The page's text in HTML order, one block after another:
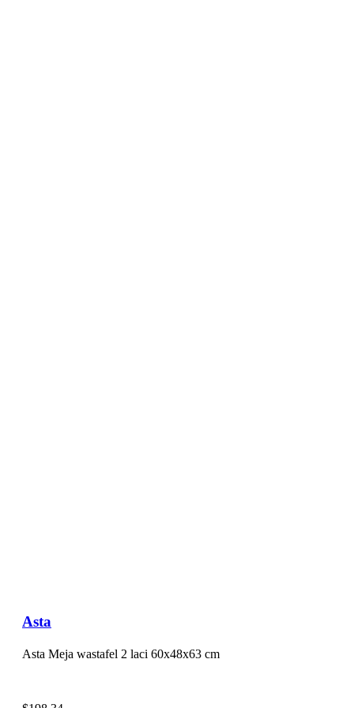
Asta
Asta Meja wastafel 2 laci 60x48x63 cm